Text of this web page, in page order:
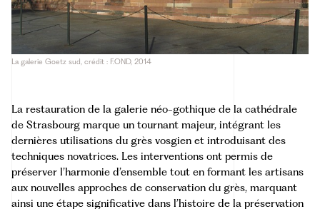
La galerie Goetz sud, crédit : F.OND, 2014
La restauration de la galerie néo-gothique de la cathédrale
de Strasbourg marque un tournant majeur, intégrant les
dernières utilisations du grès vosgien et introduisant des
techniques novatrices. Les interventions ont permis de
préserver l’harmonie d’ensemble tout en formant les artisans
aux nouvelles approches de conservation du grès, marquant
ainsi une étape significative dans l’histoire de la préservation